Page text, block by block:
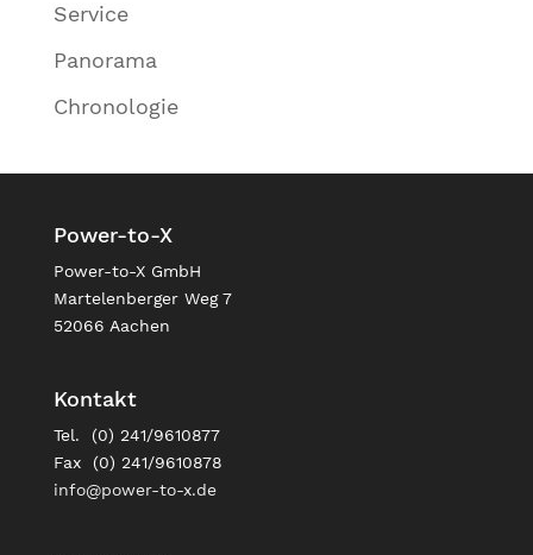
Service
Panorama
Chronologie
Power-to-X
Power-to-X GmbH
Martelenberger Weg 7
52066 Aachen
Kontakt
Tel. (0) 241/9610877
Fax (0) 241/9610878
info@power-to-x.de